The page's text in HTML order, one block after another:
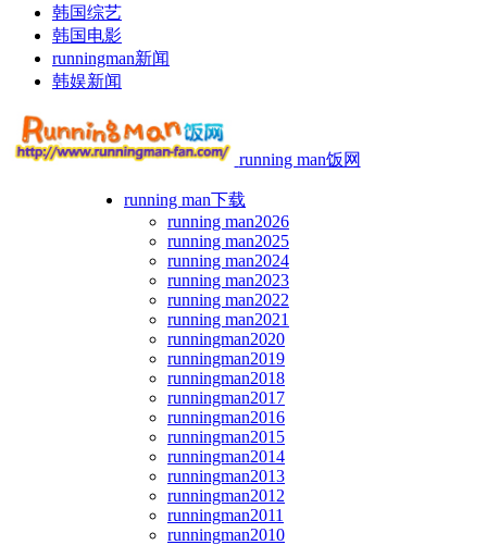
韩国综艺
韩国电影
runningman新闻
韩娱新闻
running man饭网
running man下载
running man2026
running man2025
running man2024
running man2023
running man2022
running man2021
runningman2020
runningman2019
runningman2018
runningman2017
runningman2016
runningman2015
runningman2014
runningman2013
runningman2012
runningman2011
runningman2010